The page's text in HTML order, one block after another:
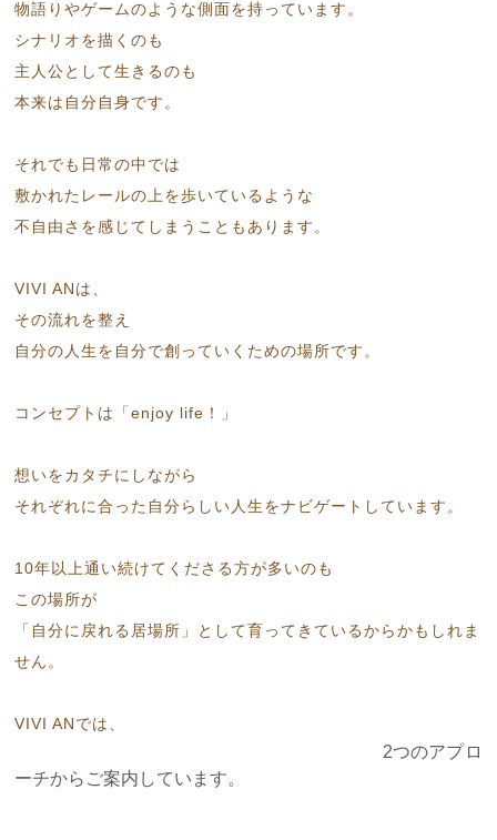
物語りやゲームのような側面を持っています。
シナリオを描くのも
主人公として生きるのも
本来は自分自身です。
それでも日常の中では
敷かれたレールの上を歩いているような
不自由さを感じてしまうこともあります。
VIVI ANは、
その流れを整え
自分の人生を自分で創っていくための場所です。
コンセプトは「enjoy life！」
想いをカタチにしながら
それぞれに合った自分らしい人生をナビゲートしています。
10年以上通い続けてくださる方が多いのも
この場所が
「自分に戻れる居場所」として育ってきているからかもしれま
せん。
VIVI ANでは、
2つのアプロ
ーチからご案内しています。